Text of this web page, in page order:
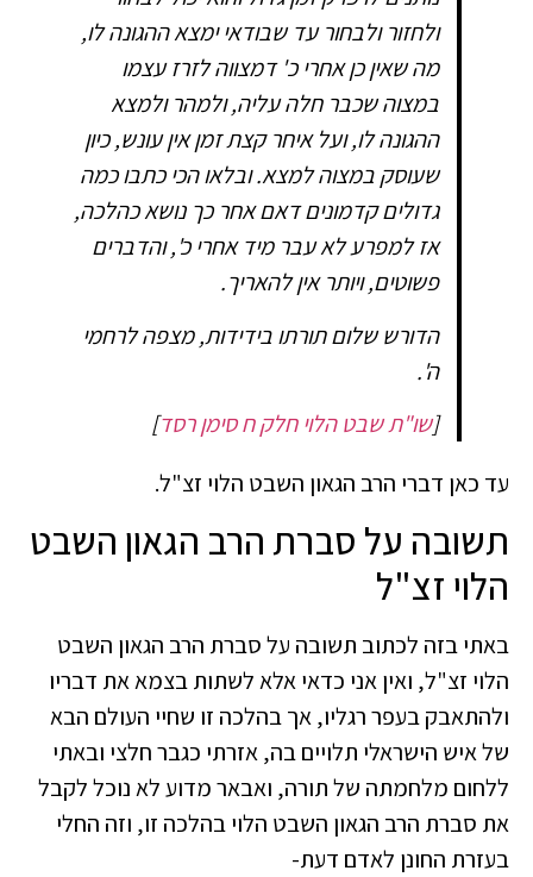
ולחזור ולבחור עד שבודאי ימצא ההגונה לו,
מה שאין כן אחרי כ' דמצווה לזרז עצמו
במצוה שכבר חלה עליה, ולמהר ולמצא
ההגונה לו, ועל איחר קצת זמן אין עונש, כיון
שעוסק במצוה למצא. ובלאו הכי כתבו כמה
גדולים קדמונים דאם אחר כך נושא כהלכה,
אז למפרע לא עבר מיד אחרי כ', והדברים
פשוטים, ויותר אין להאריך.
הדורש שלום תורתו בידידות, מצפה לרחמי
ה'.
[שו"ת שבט הלוי חלק ח סימן רסד]
עד כאן דברי הרב הגאון השבט הלוי זצ"ל.
תשובה על סברת הרב הגאון השבט
הלוי זצ"ל
באתי בזה לכתוב תשובה על סברת הרב הגאון השבט
הלוי זצ"ל, ואין אני כדאי אלא לשתות בצמא את דבריו
ולהתאבק בעפר רגליו, אך בהלכה זו שחיי העולם הבא
של איש הישראלי תלויים בה, אזרתי כגבר חלצי ובאתי
ללחום מלחמתה של תורה, ואבאר מדוע לא נוכל לקבל
את סברת הרב הגאון השבט הלוי בהלכה זו, וזה החלי
בעזרת החונן לאדם דעת-